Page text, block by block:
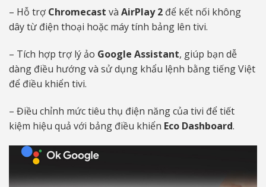
– Hỗ trợ Chromecast và AirPlay 2 để kết nối không
dây từ điện thoại hoặc máy tính bảng lên tivi.
– Tích hợp trợ lý ảo Google Assistant, giúp bạn dễ
dàng điều hướng và sử dụng khẩu lệnh bằng tiếng Việt
để điều khiển tivi.
– Điều chỉnh mức tiêu thụ điện năng của tivi để tiết
kiệm hiệu quả với bảng điều khiển Eco Dashboard.